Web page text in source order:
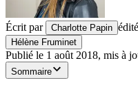
Écrit par Charlotte Papin
Hélène Fruminet
Publié le 1 août 2018, mis à
Sommaire